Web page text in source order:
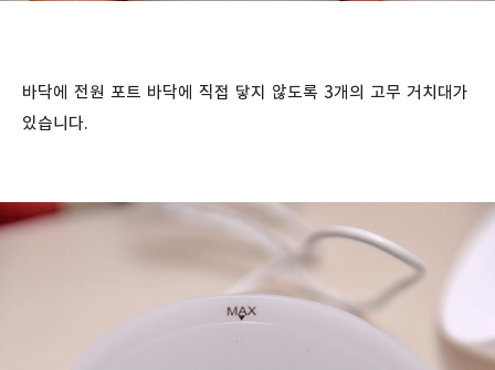
바닥에 전원 포트 바닥에 직접 닿지 않도록 3개의 고무 거치대가
있습니다.